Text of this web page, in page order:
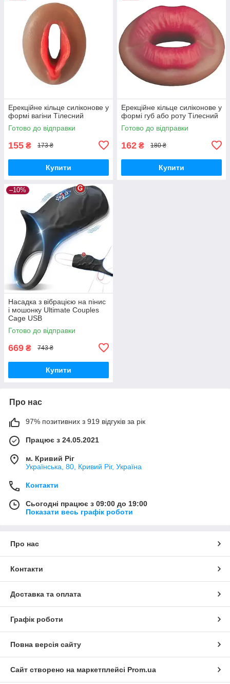
Ерекційне кільце силіконове у
формі вагіни Тілесний
Готово до відправки
155 ₴ 173 ₴
Купити
Ерекційне кільце силіконове у
формі губ або роту Тілесний
Готово до відправки
162 ₴ 180 ₴
Купити
–10%
Насадка з вібрацією на пінис
і мошонку Ultimate Couples
Cage USB
Готово до відправки
669 ₴ 743 ₴
Купити
Про нас
97% позитивних з 919 відгуків за рік
Працює з 24.05.2021
м. Кривий Ріг
Українська, 80, Кривий Ріг, Україна
Контакти
Сьогодні працює з 09:00 до 19:00
Показати весь графік роботи
Про нас
Контакти
Доставка та оплата
Графік роботи
Повна версія сайту
Сайт створено на маркетплейсі Prom.ua